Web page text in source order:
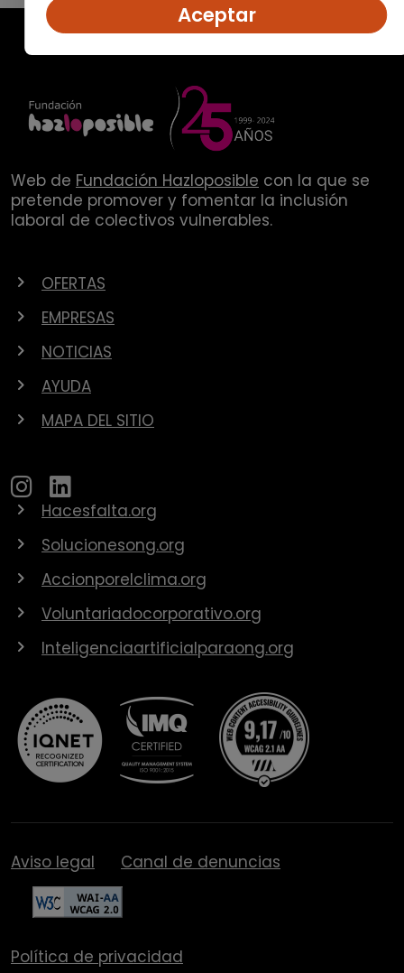
Web de Fundación Hazloposible con la que se
pretende promover y fomentar la inclusión
laboral de colectivos vulnerables.
OFERTAS
EMPRESAS
NOTICIAS
AYUDA
MAPA DEL SITIO
Hacesfalta.org
Solucionesong.org
Accionporelclima.org
Voluntariadocorporativo.org
Inteligenciaartificialparaong.org
Aviso legal Canal de denuncias
Política de privacidad
Aceptar